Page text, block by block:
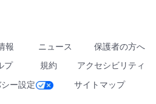
報 ニュース
保護者の方へ
プ 規約
アクセシビリティ
ー設定 サイトマップ